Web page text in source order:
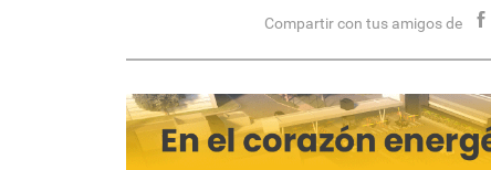
Compartir con tus amigos de